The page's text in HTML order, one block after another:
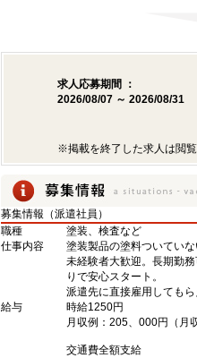
求人応募期間 ：
2026/08/07 ～ 2026/08/31
※掲載を終了した求人は閲
募集情報（派遣社員）
職種
塗装、検査など
仕事内容
塗装製品の塗料ついてい
未経験者大歓迎。長期勤
りで安心スタート。
派遣先に直接雇用しても
給与
時給1250円
月収例：205、000円（月
交通費全額支給